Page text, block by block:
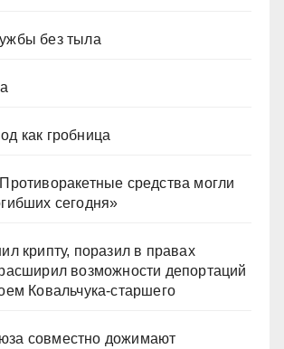
без тыла
как гробница
средства могли
сегодня»
крипту, поразил в правах
возможности депортаций
Ковальчука-старшего
совместно дожимают